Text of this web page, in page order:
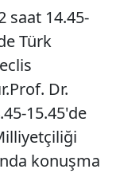
saat 14.45-
Türk
Dr.
15.45'de
konuşma